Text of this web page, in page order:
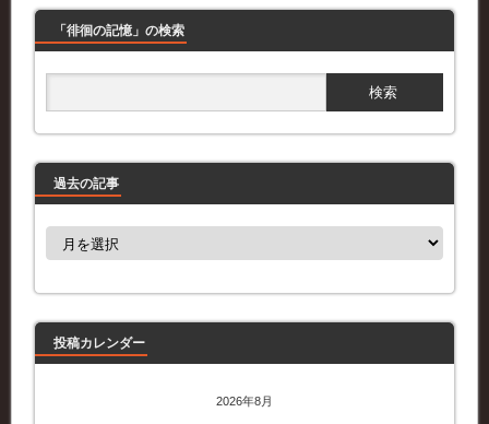
「徘徊の記憶」の検索
過去の記事
過
事
投稿カレンダー
2026年8月